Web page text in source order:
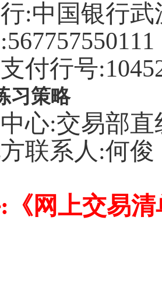
:中国银行
付行号
习策略
心:交易部直
联系人:何俊
《网上交易